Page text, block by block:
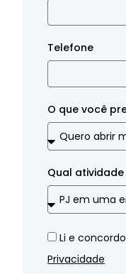
Telefone
O que você
Qual
Li e
Privacidade